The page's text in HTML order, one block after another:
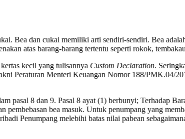
Bea dan cukai memiliki arti sendiri-sendiri. Bea
atas barang-barang tertentu seperti rokok,
kecil yang tulisannya Custom Declaration.
Peraturan Menteri Keuangan Nomor 188/PMK.04/
pasal 8 dan 9. Pasal 8 ayat (1) berbunyi; Terhadap
bea masuk. Untuk penumpang yang
Penumpang melebihi batas nilai pabean